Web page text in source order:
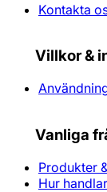
Kontakta
Villkor &
Vanliga
Produkter
Hur